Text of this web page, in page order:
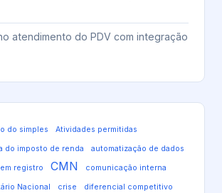
atendimento do PDV com integração
do simples Atividades permitidas
do imposto de renda automatização de dados
registro CMN comunicação interna
Nacional crise diferencial competitivo